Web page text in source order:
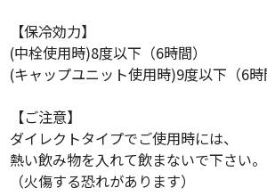
【保冷効力】
(中栓使用時)8度以下（6時間）
(キャップユニット使用時)9度以下（6時
【ご注意】
ダイレクトタイプでご使用時には、
熱い飲み物を入れて飲まないで下さい。
（火傷する恐れがあります）